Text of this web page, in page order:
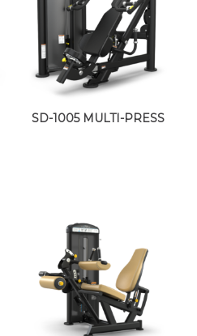
SD-1005 MULTI-PRESS